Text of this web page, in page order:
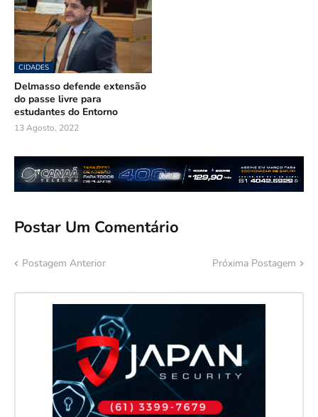
CIDADES
Delmasso defende extensão
do passe livre para
estudantes do Entorno
13 Agosto, 2022
Postar Um Comentário
Postagem Anterior Próxima Postagem